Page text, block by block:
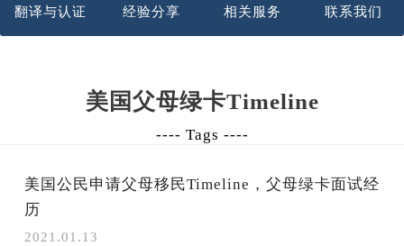
翻译与认证 经验分享 相关服务 联系我们
美国父母绿卡Timeline
---- Tags ----
美国公民申请父母移民Timeline，父母绿卡面试经
历
2021.01.13